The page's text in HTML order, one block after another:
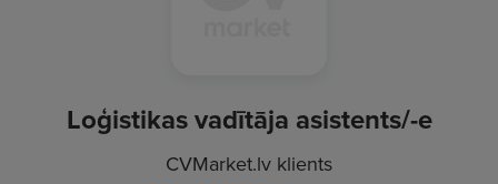
Loģistikas vadītāja asistents/-e
CVMarket.lv klients